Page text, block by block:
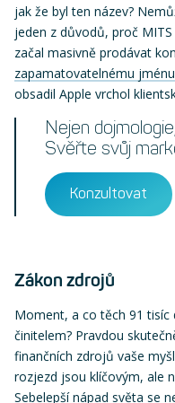
jak že byl ten název?
jeden z důvodů, proč
začal masivně prodávat
zapamatovatelnému jménu
obsadil Apple vrchol
Nejen
Svěřte svůj
Konzultovat
Zákon zdrojů
Moment, a co těch 91
činitelem? Pravdou
finančních zdrojů vaše
rozjezd jsou klíčovým, ale
Sebelepší nápad světa se